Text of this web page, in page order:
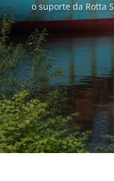
o suporte da Rotta